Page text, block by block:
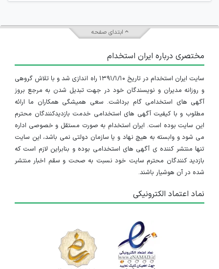
ابتدای صفحه
مختصری درباره ایران استخدام
سایت ایران استخدام در تاریخ ۱۳۹۱/۱/۱۰ راه اندازی شد و با تلاش گروهی
و روزانه مدیران و نویسندگان خود در جهت تبدیل شدن به مرجع بروز
آگهی های استخدامی گام برداشت. سعی همیشگی همکاران ما ارائه
مطلوب و با کیفیت آگهی های استخدامی خدمت بازدیدکنندگان محترم
این سایت بوده است. ایران استخدام به صورت مستقل و خصوصی اداره
می شود و وابسته به هیچ نهاد و یا سازمان دولتی نمی باشد، این سایت
تنها منتشر کننده ی آگهی های استخدامی بوده و بنابراین لازم است که
بازدید کنندگان محترم سایت خود نسبت به صحت و سقم اخبار منتشر
شده در آن هوشیار باشند.
نماد اعتماد الکترونیکی